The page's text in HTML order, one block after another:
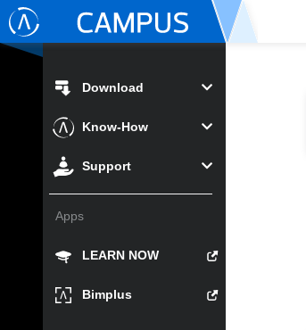
Download
Know-How
Support
Apps
LEARN NOW
Bimplus